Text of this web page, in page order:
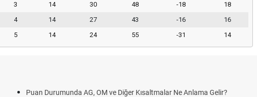
3 14 30 48 -18
18
4 14 27 43 -16
16
5 14 24 55 -31 14